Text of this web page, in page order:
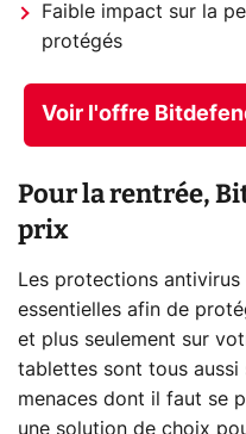
Faible impact sur la
protégés
Voir l'offre
Pour la rentrée,
prix
Les protections
essentielles afin de
et plus seulement sur
tablettes sont tous
menaces dont il faut se
une solution de choix